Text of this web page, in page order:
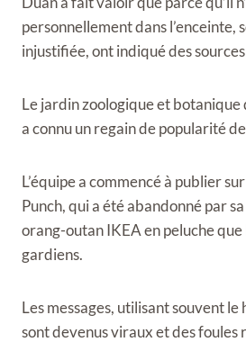
personnellement dans l’enceinte,
injustifiée, ont indiqué des
Le jardin zoologique et botanique
a connu un regain de popularité
L’équipe a commencé à publier
Punch, qui a été abandonné par
orang-outan IKEA en peluche
gardiens.
Les messages, utilisant souvent le
sont devenus viraux et des foules